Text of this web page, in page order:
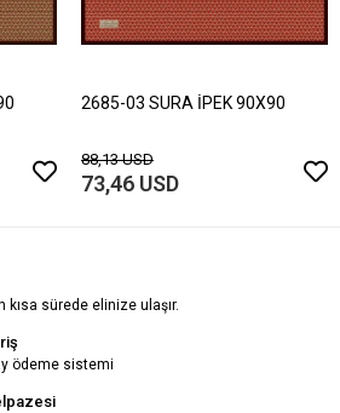
2685-03 SURA İPEK 90X90
88,13 USD
73,46 USD
kısa sürede elinize ulaşır.
ödeme sistemi